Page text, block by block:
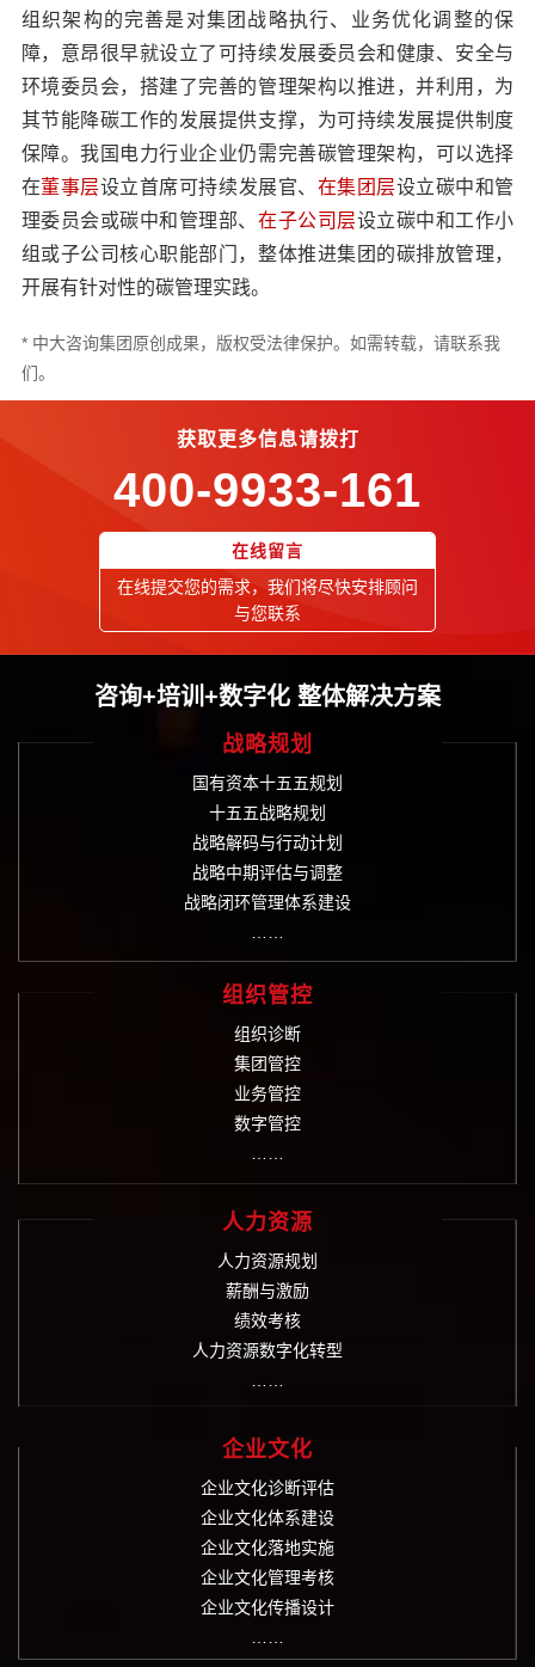
组织架构的完善是对集团战略执行、业务优化调整的保
障，意昂很早就设立了可持续发展委员会和健康、安全与
环境委员会，搭建了完善的管理架构以推进，并利用，为
其节能降碳工作的发展提供支撑，为可持续发展提供制度
保障。我国电力行业企业仍需完善碳管理架构，可以选择
在董事层设立首席可持续发展官、 在集团层设立碳中和管
理委员会或碳中和管理部、 在子公司层设立碳中和工作小
组或子公司核心职能部门，整体推进集团的碳排放管理，
开展有针对性的碳管理实践。
* 中大咨询集团原创成果，版权受法律保护。如需转载，请联系我
们。
获取更多信息请拨打
400-9933-161
在线留言
在线提交您的需求，我们将尽快安排顾问
与您联系
咨询+培训+数字化 整体解决方案
战略规划
国有资本十五五规划
十五五战略规划
战略解码与行动计划
战略中期评估与调整
战略闭环管理体系建设
组织管控
组织诊断
集团管控
业务管控
数字管控
人力资源
人力资源规划
薪酬与激励
绩效考核
人力资源数字化转型
企业文化
企业文化诊断评估
企业文化体系建设
企业文化落地实施
企业文化管理考核
企业文化传播设计